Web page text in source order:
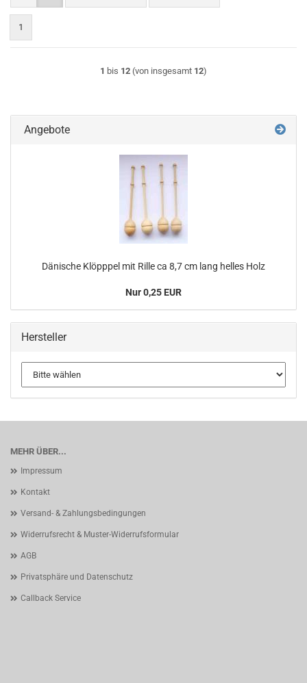
1
1 bis 12 (von insgesamt 12)
Angebote
Dänische Klöpppel mit Rille ca 8,7 cm lang helles Holz
Nur 0,25 EUR
Hersteller
MEHR ÜBER...
Impressum
Kontakt
Versand- & Zahlungsbedingungen
Widerrufsrecht & Muster-Widerrufsformular
AGB
Privatsphäre und Datenschutz
Callback Service